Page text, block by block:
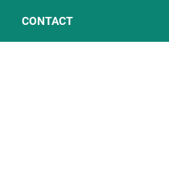
CONTACT